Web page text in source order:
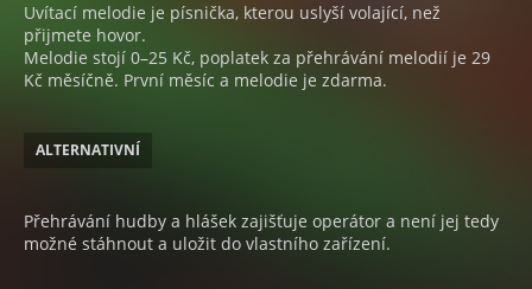
Uvítací melodie je písnička, kterou uslyší volající, než
přijmete hovor.
Melodie stojí 0–25 Kč, poplatek za přehrávání melodií je 29
Kč měsíčně. První měsíc a melodie je zdarma.
ALTERNATIVNÍ
Přehrávání hudby a hlášek zajišťuje operátor a není jej tedy
možné stáhnout a uložit do vlastního zařízení.